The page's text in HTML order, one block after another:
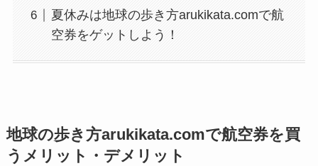
夏休みは地球の歩き方arukikata.comで航
空券をゲットしよう！
地球の歩き方arukikata.comで航空券を買
うメリット・デメリット